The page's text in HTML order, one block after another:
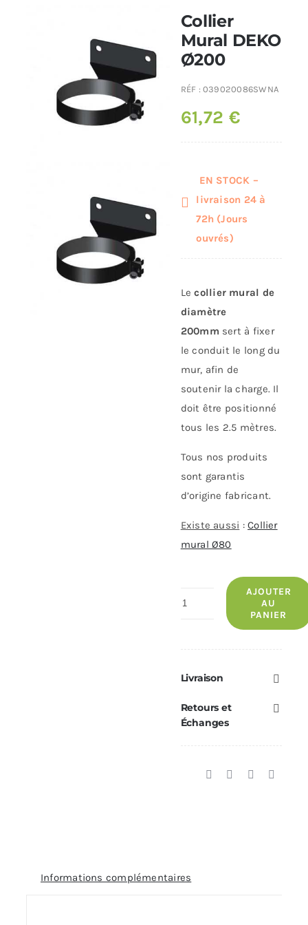
Conduit de fumées
Collier
Mural DEKO
Ø200
RÉF :039020086SWNA
61,72€
EN STOCK –
livraison 24 à
72h (Jours
ouvrés)
Lecollier mural de
diamètre
200mm sert à fixer
le conduit le long du
mur, afin de
soutenir la charge. Il
doit être positionné
tous les 2.5 mètres.
Tous nos produits
sont garantis
d’origine fabricant.
Existe aussi :Collier
mural Ø80
quantité
DEKO
AJOUTER
AU
PANIER
Livraison
Retours et
Échanges
Informations complémentaires